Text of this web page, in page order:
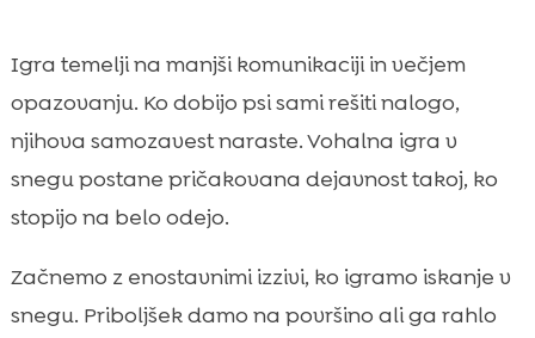
Igra temelji na manjši komunikaciji in večjem
opazovanju. Ko dobijo psi sami rešiti nalogo,
njihova samozavest naraste. Vohalna igra v
snegu postane pričakovana dejavnost takoj, ko
stopijo na belo odejo.
Začnemo z enostavnimi izzivi, ko igramo iskanje v
snegu. Priboljšek damo na površino ali ga rahlo